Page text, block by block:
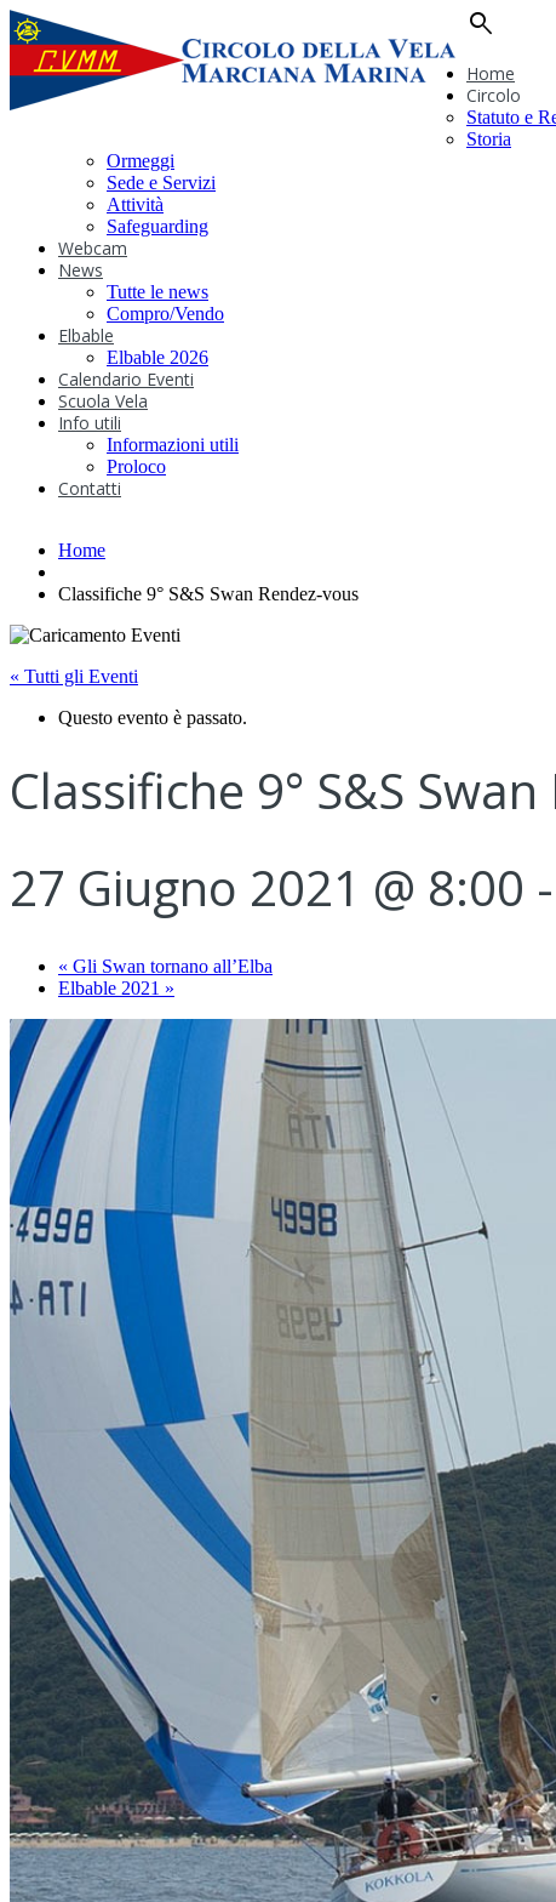
search
Home
Circolo
Statuto e
Storia
Ormeggi
Sede e Servizi
Attività
Safeguarding
Webcam
News
Tutte le news
Compro/Vendo
Elbable
Elbable 2026
Calendario Eventi
Scuola Vela
Info utili
Informazioni utili
Proloco
Contatti
Home
Classifiche 9° S&S Swan Rendez-vous
« Tutti gli Eventi
Questo evento è passato.
Classifiche 9° S&S
27 Giugno 2021 @ 8:00 -
« Gli Swan tornano all’Elba
Elbable 2021 »